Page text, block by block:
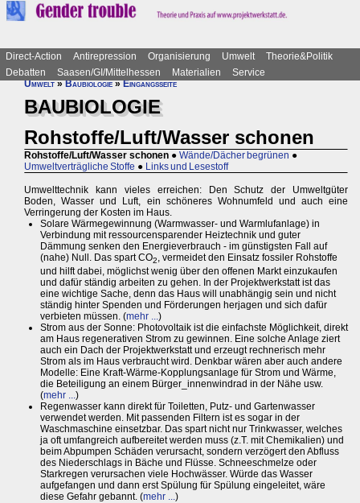
Direct-Action Antirepression Organisierung Umwelt
Theorie&Politik
Debatten
Saasen/GI/Mittelhessen Materialien
Service
Umwelt»Baubiologie»Eingangsseite
BAUBIOLOGIE
Rohstoffe/Luft/Wasser schonen
Rohstoffe/Luft/Wasser schonen ● Wände/Dächer begrünen ●
Umweltverträgliche Stoffe ● Links und Lesestoff
Umwelttechnik kann vieles erreichen: Den Schutz der Umweltgüter
Boden, Wasser und Luft, ein schöneres Wohnumfeld und auch eine
Verringerung der Kosten im Haus.
Solare Wärmegewinnung (Warmwasser- und Warmlufanlage) in
Verbindung mit ressourcensparender Heiztechnik und guter
Dämmung senken den Energieverbrauch - im günstigsten Fall auf
(nahe) Null. Das spart CO2, vermeidet den Einsatz fossiler Rohstoffe
und hilft dabei, möglichst wenig über den offenen Markt einzukaufen
und dafür ständig arbeiten zu gehen. In der Projektwerkstatt ist das
eine wichtige Sache, denn das Haus will unabhängig sein und nicht
ständig hinter Spenden und Förderungen herjagen und sich dafür
verbieten müssen. (mehr ... )
Strom aus der Sonne: Photovoltaik ist die einfachste Möglichkeit, direkt
am Haus regenerativen Strom zu gewinnen. Eine solche Anlage ziert
auch ein Dach der Projektwerkstatt und erzeugt rechnerisch mehr
Strom als im Haus verbraucht wird. Denkbar wären aber auch andere
Modelle: Eine Kraft-Wärme-Kopplungsanlage für Strom und Wärme,
die Beteiligung an einem Bürger_innenwindrad in der Nähe usw.
(mehr ... )
Regenwasser kann direkt für Toiletten, Putz- und Gartenwasser
verwendet werden. Mit passenden Filtern ist es sogar in der
Waschmaschine einsetzbar. Das spart nicht nur Trinkwasser, welches
ja oft umfangreich aufbereitet werden muss (z.T. mit Chemikalien) und
beim Abpumpen Schäden verursacht, sondern verzögert den Abfluss
des Niederschlags in Bäche und Flüsse. Schneeschmelze oder
Starkregen verursachen viele Hochwässer. Würde das Wasser
aufgefangen und dann erst Spülung für Spülung eingeleitet, wäre
diese Gefahr gebannt. (mehr ... )